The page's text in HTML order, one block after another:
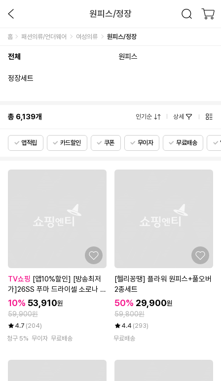
원피스/정장
홈 패션의류/언더웨어 여성의류 원피스/정장
전체 원피스
정장세트
총 6,139개 인기순 상세
앱적립 카드할인 쿠폰 무이자 무료배송
TV쇼핑
가]26SS 푸마 드라이셀 소로나 원
피스 4종
10% 53,910원
59,900원
4.7 (204)
청구 5% 무이자 무료배송
[헬리꽁땡] 플라워 원피스+풀오버
2종세트
50% 29,900원
59,800원
4.4 (293)
무료배송